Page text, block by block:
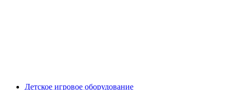
Детское игровое оборудование